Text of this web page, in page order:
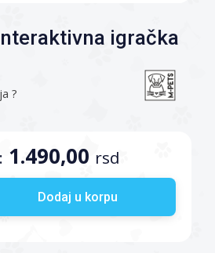
igračka
?
1.490,00 rsd
Dodaj u korpu